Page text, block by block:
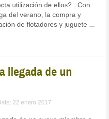
utilización de ellos? Con
del verano, la compra y
de flotadores y juguete ...
llegada de un
22 enero 2017